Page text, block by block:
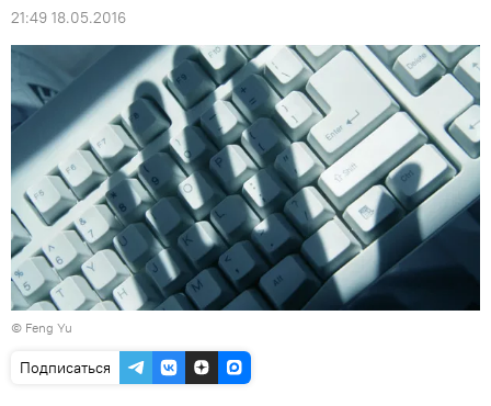
21:49 18.05.2016
© Feng Yu
Подписаться